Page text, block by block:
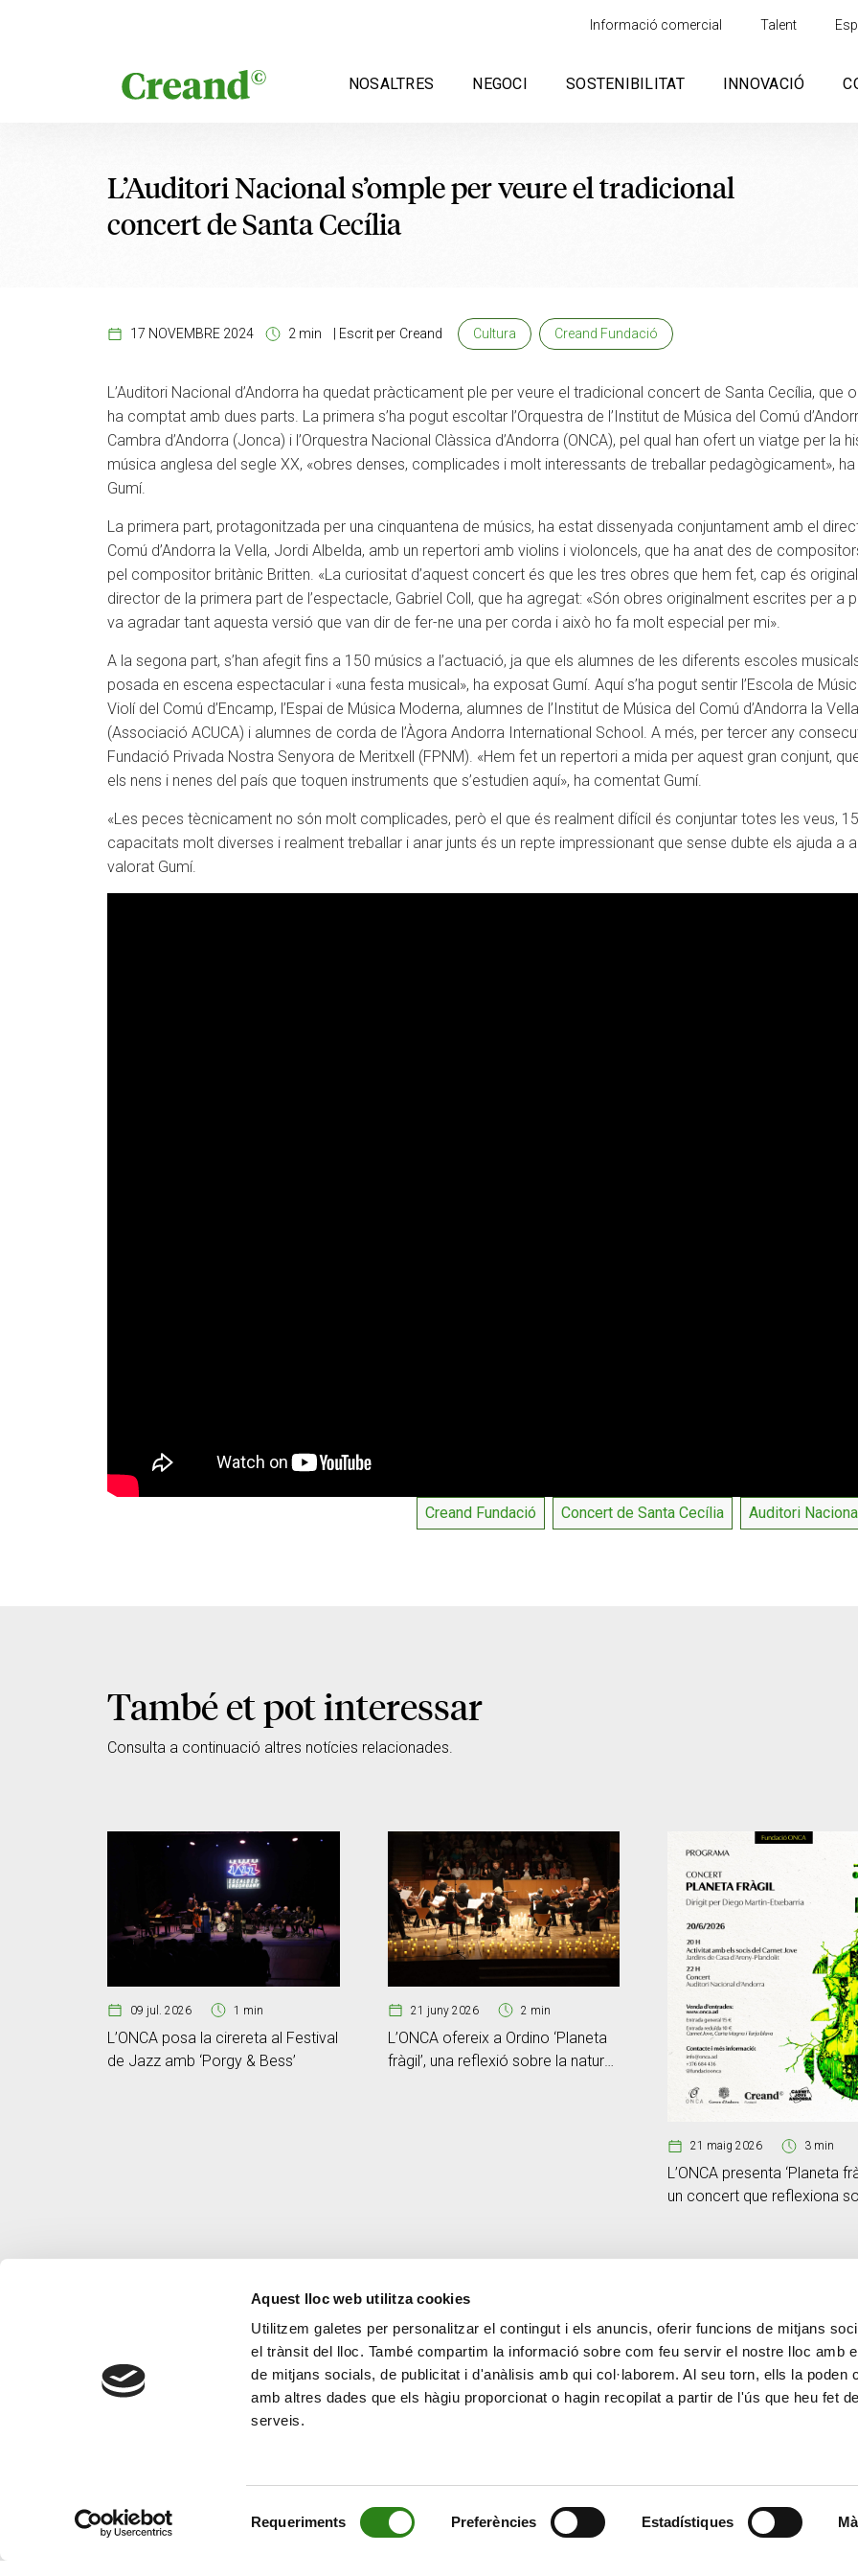
Aquest lloc web utilitza cookies
Utilitzem galetes per personalitzar el contingut i els anuncis, oferir funcions de mitjans
el trànsit del lloc. També compartim la informació sobre com feu servir el nostre lloc amb
de mitjans socials, de publicitat i d'anàlisis amb qui col·laborem. Al seu torn, ells la poden
amb altres dades que els hàgiu proporcionat o hagin recopilat a partir de l'ús que heu fet
serveis.
Requeriments Preferències Estadístiques
Informació comercial Talent
NOSALTRES NEGOCI SOSTENIBILITAT INNOVACIÓ
L’Auditori Nacional s’omple per veure el tradicional
concert de Santa Cecília
17 NOVEMBRE 2024 2 min Escrit per Creand Cultura Creand Fundació
L’Auditori Nacional d’Andorra ha quedat pràcticament ple per veure el tradicional concert de Santa Cecília, que
ha comptat amb dues parts. La primera s’ha pogut escoltar l’Orquestra de l’Institut de Música del Comú
Cambra d’Andorra (Jonca) i l’Orquestra Nacional Clàssica d’Andorra (ONCA), pel qual han ofert un viatge per
música anglesa del segle XX, «obres denses, complicades i molt interessants de treballar pedagògicament»,
Gumí.
La primera part, protagonitzada per una cinquantena de músics, ha estat dissenyada conjuntament amb el
Comú d’Andorra la Vella, Jordi Albelda, amb un repertori amb violins i violoncels, que ha anat des de
pel compositor britànic Britten. «La curiositat d’aquest concert és que les tres obres que hem fet, cap és
director de la primera part de l’espectacle, Gabriel Coll, que ha agregat: «Són obres originalment escrites per
va agradar tant aquesta versió que van dir de fer-ne una per corda i això ho fa molt especial per mi».
A la segona part, s’han afegit fins a 150 músics a l’actuació, ja que els alumnes de les diferents escoles
posada en escena espectacular i «una festa musical», ha exposat Gumí. Aquí s’ha pogut sentir l’Escola de
Violí del Comú d’Encamp, l’Espai de Música Moderna, alumnes de l’Institut de Música del Comú d’Andorra la
(Associació ACUCA) i alumnes de corda de l’Àgora Andorra International School. A més, per tercer any
Fundació Privada Nostra Senyora de Meritxell (FPNM). «Hem fet un repertori a mida per aquest gran conjunt,
els nens i nenes del país que toquen instruments que s’estudien aquí», ha comentat Gumí.
«Les peces tècnicament no són molt complicades, però el que és realment difícil és conjuntar totes les veus,
capacitats molt diverses i realment treballar i anar junts és un repte impressionant que sense dubte els ajuda a
valorat Gumí.
Creand Fundació Concert de Santa Cecília Auditori
També et pot interessar
Consulta a continuació altres notícies relacionades.
09 jul. 2026 1 min
L’ONCA posa la cirereta al Festival
de Jazz amb ‘Porgy & Bess’
21 juny 2026 2 min
L’ONCA ofereix a Ordino ‘Planeta
fràgil’, una reflexió sobre la natura i
21 maig 2026 3 min
L’ONCA presenta ‘Planeta
un concert que reflexiona
CONTACTE
MÉS CREAND
Actualitat